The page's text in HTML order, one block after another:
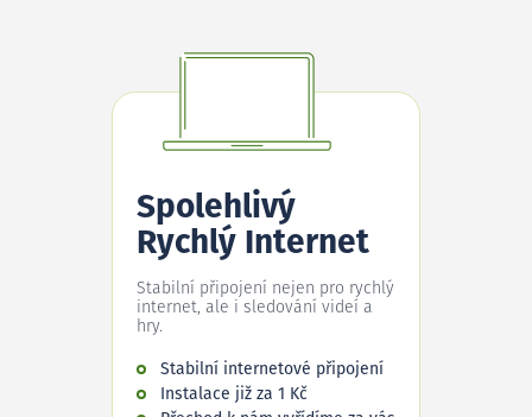
Spolehlivý
Rychlý Internet
Stabilní připojení nejen pro rychlý
internet, ale i sledování videí a
hry.
Stabilní internetové připojení
Instalace již za 1 Kč